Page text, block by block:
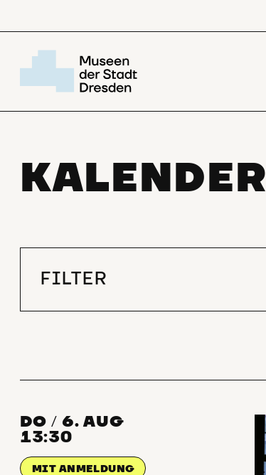
KALENDER
FILTER
DO / 6. AUG
13:30
MIT ANMELDUNG